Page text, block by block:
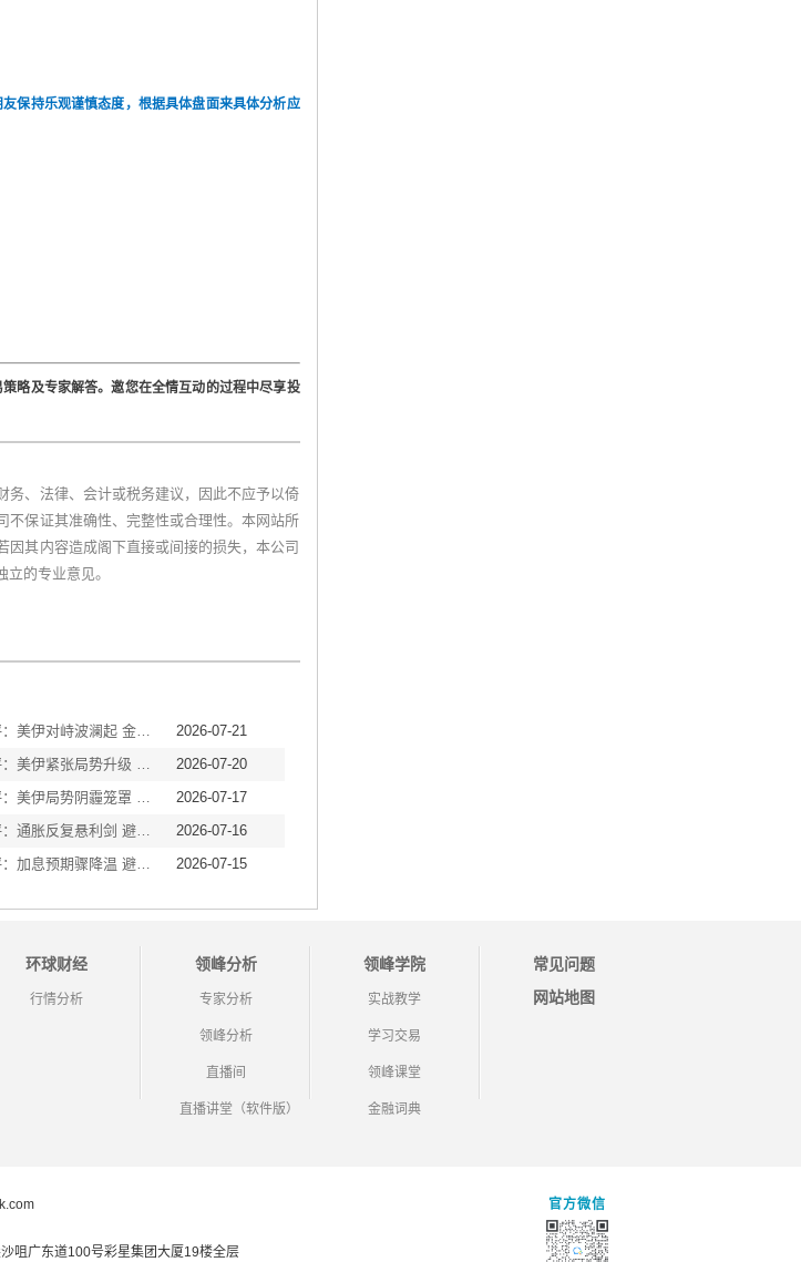
保持乐观谨慎态度，根据具体盘面来具体分析应
略及专家解答。邀您在全情互动的过程中尽享投
务、法律、会计或税务建议，因此不应予以倚
不保证其准确性、完整性或合理性。本网站所
因其内容造成阁下直接或间接的损失，本公司
的专业意见。
2026-07-21
2026-07-20
2026-07-17
2026-07-16
2026-07-15
环球财经
行情分析
领峰分析
专家分析
领峰分析
直播间
直播讲堂（软件版）
领峰学院
实战教学
学习交易
领峰课堂
金融词典
常见问题
网站地图
咀广东道100号彩星集团大厦19楼全层
官方微信